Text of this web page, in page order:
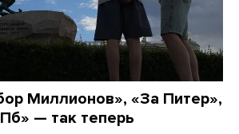
Миллионов», «За Питер»,
— так теперь